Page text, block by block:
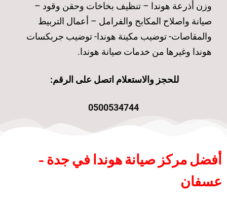
وزن أذرعة هوندا – تنظيف بخاخات وحقن وقود –
صيانة واصلاح المكابح والفرامل – أعمال التربيط
والمقاصات- توضيب مكينة هوندا- توضيب جربكسات
هوندا وغيرها من خدمات صيانة هوندا.
للحجز والاستعلام اتصل على الرقم:
0500534744
أفضل مركز صيانة هوندا في جدة -
عسفان